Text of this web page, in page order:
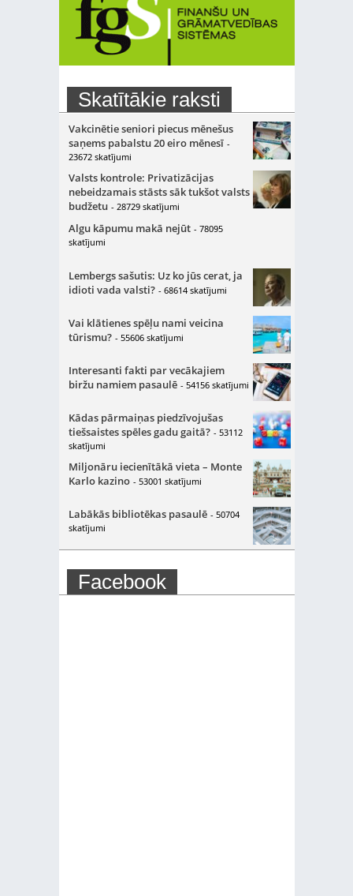
Skatītākie raksti
Vakcinētie seniori piecus mēnešus
saņems pabalstu 20 eiro mēnesī -
23672 skatījumi
Valsts kontrole: Privatizācijas
nebeidzamais stāsts sāk tukšot valsts
budžetu - 28729 skatījumi
Algu kāpumu makā nejūt - 78095
skatījumi
Lembergs sašutis: Uz ko jūs cerat, ja
idioti vada valsti? - 68614 skatījumi
Vai klātienes spēļu nami veicina
tūrismu? - 55606 skatījumi
Interesanti fakti par vecākajiem
biržu namiem pasaulē - 54156 skatījumi
Kādas pārmaiņas piedzīvojušas
tiešsaistes spēles gadu gaitā? - 53112
skatījumi
Miljonāru iecienītākā vieta – Monte
Karlo kazino - 53001 skatījumi
Labākās bibliotēkas pasaulē - 50704
skatījumi
Facebook